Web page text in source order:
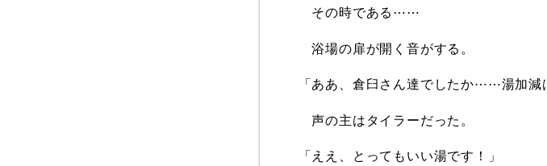
その時である⋯⋯
浴場の扉が開く音がする。
「ああ、倉臼さん達でしたか⋯⋯湯加減
声の主はタイラーだった。
「ええ、とってもいい湯です！」